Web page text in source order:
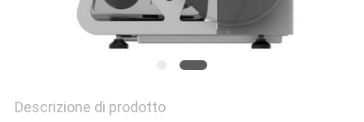
Descrizione di prodotto